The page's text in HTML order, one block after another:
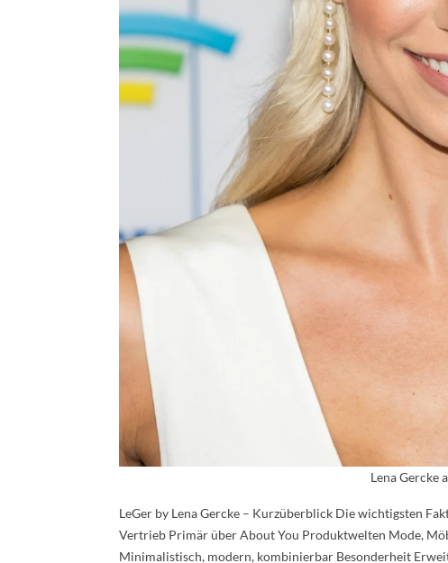
Lena Gercke
LeGer by Lena Gercke – Kurzüberblick Die wichtigsten
Vertrieb Primär über About You Produktwelten Mode,
Minimalistisch, modern, kombinierbar Besonderheit